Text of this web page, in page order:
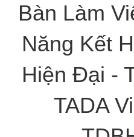
Bàn Làm
Năng Kết
Hiện Đại -
TADA